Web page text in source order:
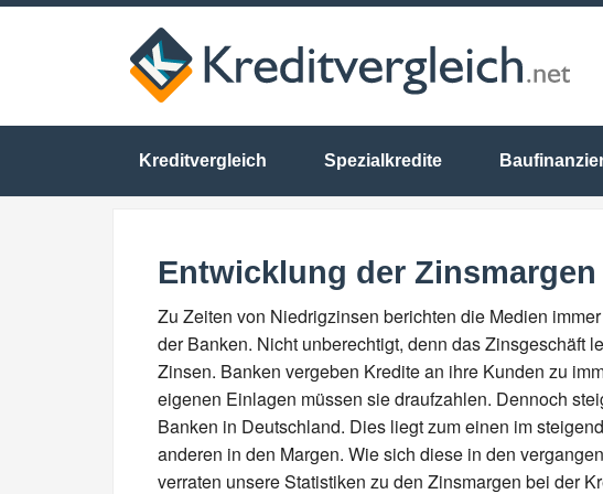
Kreditvergleich Spezialkredite
Entwicklung der
Zu Zeiten von Niedrigzinsen berichten die Medien
der Banken. Nicht unberechtigt, denn das Zinsgeschäft
Zinsen. Banken vergeben Kredite an ihre Kunden zu
eigenen Einlagen müssen sie draufzahlen. Dennoch
Banken in Deutschland. Dies liegt zum einen im
anderen in den Margen. Wie sich diese in den
verraten unsere Statistiken zu den Zinsmargen bei der